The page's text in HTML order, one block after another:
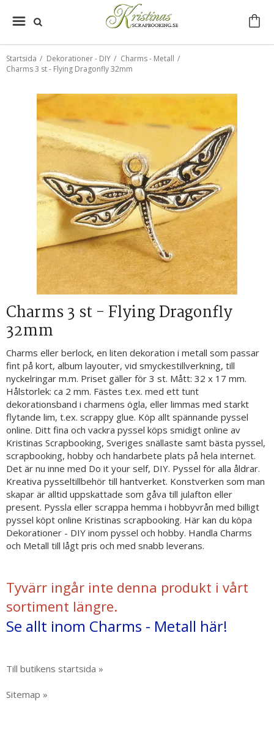
Startsida / Dekorationer - DIY / Charms - Metall /
Charms 3 st - Flying Dragonfly 32mm
Charms 3 st - Flying Dragonfly
32mm
Charms eller berlock, en liten dekoration i metall som passar
fint på kort, album layouter, vid smyckestillverkning, till
nyckelringar m.m. Priset gäller för 3 st. Mått: 32 x 17 mm.
Hålstorlek: ca 2 mm. Fästes t.ex. med ett tunt
dekorationsband i charmens ögla, eller limmas med starkt
flytande lim, t.ex. scrappy glue. Köp allt spännande pyssel
online. Ditt fina och vackra pyssel köps smidigt online av
Kristinas Scrapbooking, Sveriges snällaste samt bästa pyssel,
scrapbooking, hobby och handarbete plats på hela internet.
Det är nu inne med Do it your self, DIY. Pyssel för alla åldrar.
Kreativa pysseltillbehör till hantverket. Konstverken som man
skapar är alltid uppskattade som gåva till julafton eller
present. Pyssla eller scrappa hemma i hobbyvrån med billigt
pyssel köpt online Kristinas scrapbooking. Här kan du köpa
Dekorationer - DIY inom pyssel och hobby. Handla Charms
och Metall till lågt pris och med snabb leverans.
Tyvärr ingår inte denna produkt i vårt
sortiment längre.
Se allt inom Charms - Metall här!
Till butikens startsida »
Sitemap »